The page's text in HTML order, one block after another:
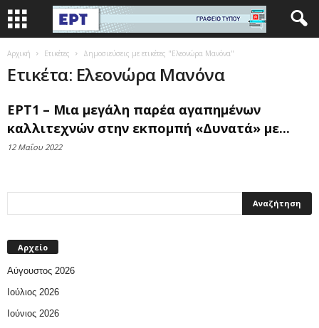
Αρχική Ετικέτες Δημοσιεύσεις με ετικέτες "Ελεονώρα Μανόνα"
Ετικέτα: Ελεονώρα Μανόνα
ΕΡΤ1 – Μια μεγάλη παρέα αγαπημένων
καλλιτεχνών στην εκπομπή «Δυνατά» με...
12 Μαΐου 2022
Αρχείο
Αύγουστος 2026
Ιούλιος 2026
Ιούνιος 2026